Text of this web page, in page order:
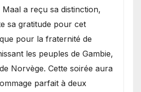
a reçu sa distinction,
sa gratitude pour cet
pour la fraternité de
les peuples de Gambie,
Norvège. Cette soirée aura
parfait à deux